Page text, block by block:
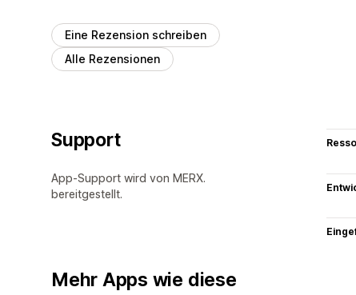
Eine Rezension schreiben
Alle Rezensionen
Support
App-Support wird von MERX.
bereitgestellt.
Mehr Apps wie diese